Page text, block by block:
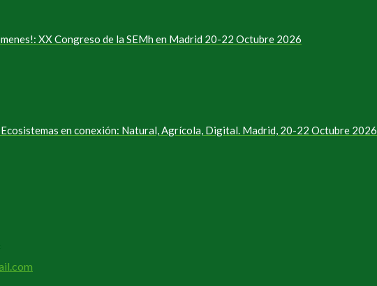
XX Congreso de la SEMh en Madrid 20-22 Octubre 2026
en conexión: Natural, Agrícola, Digital. Madrid, 20-22 Octubre 2026